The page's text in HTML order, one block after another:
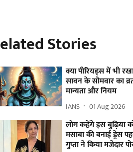
Stories
क्या पीरियड्स में भी
सावन के सोमवार का
मान्यता और नियम
IANS 01 Aug 2026
लोग कहेंगे इस बुढ़िया
मसाबा की बनाई ड्रेस
गुप्ता ने किया मजेदार